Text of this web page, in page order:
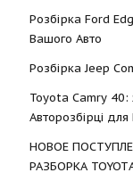
Розбірка Ford
Вашого Авто
Розбірка Jeep
Toyota Camry 40:
Авторозбірці
НОВОЕ
РАЗБОРКА